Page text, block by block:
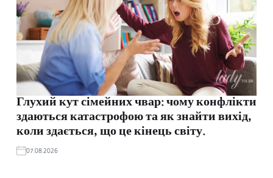
Глухий кут сімейних чвар: чому конфлікти
здаються катастрофою та як знайти вихід,
коли здається, що це кінець світу.
07.08.2026